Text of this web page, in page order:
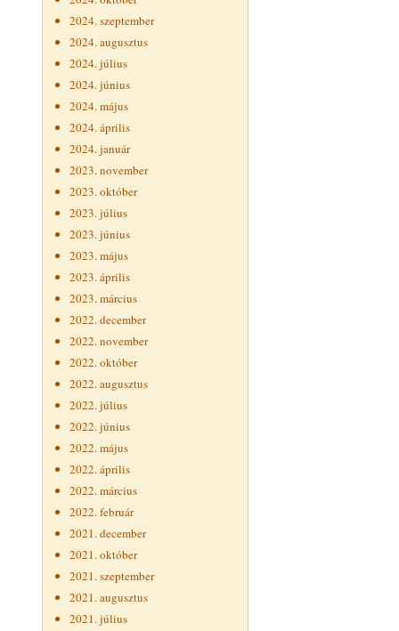
2024. szeptember
2024. augusztus
2024. július
2024. június
2024. május
2024. április
2024. január
2023. november
2023. október
2023. július
2023. június
2023. május
2023. április
2023. március
2022. december
2022. november
2022. október
2022. augusztus
2022. július
2022. június
2022. május
2022. április
2022. március
2022. február
2021. december
2021. október
2021. szeptember
2021. augusztus
2021. július